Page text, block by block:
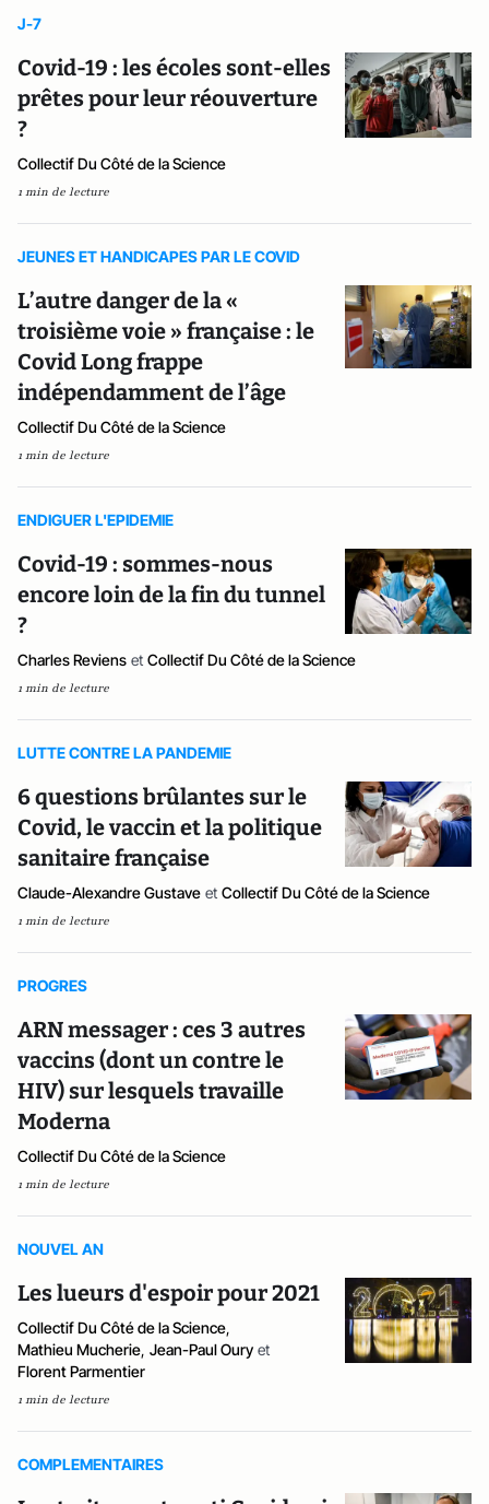
J-7
Covid-19 : les écoles sont-elles
prêtes pour leur réouverture
?
Collectif Du Côté de la Science
1 min de lecture
JEUNES ET HANDICAPES PAR LE COVID
L’autre danger de la «
troisième voie » française : le
Covid Long frappe
indépendamment de l’âge
Collectif Du Côté de la Science
1 min de lecture
ENDIGUER L'EPIDEMIE
Covid-19 : sommes-nous
encore loin de la fin du tunnel
?
Charles Reviens et Collectif Du Côté de la Science
1 min de lecture
LUTTE CONTRE LA PANDEMIE
6 questions brûlantes sur le
Covid, le vaccin et la politique
sanitaire française
Claude-Alexandre Gustave et Collectif Du Côté de la Science
1 min de lecture
PROGRES
ARN messager : ces 3 autres
vaccins (dont un contre le
HIV) sur lesquels travaille
Moderna
Collectif Du Côté de la Science
1 min de lecture
NOUVEL AN
Les lueurs d'espoir pour 2021
Collectif Du Côté de la Science,
Mathieu Mucherie, Jean-Paul Oury et
Florent Parmentier
1 min de lecture
COMPLEMENTAIRES